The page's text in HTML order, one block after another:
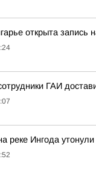
открыта запись
ГАИ
реке Ингода